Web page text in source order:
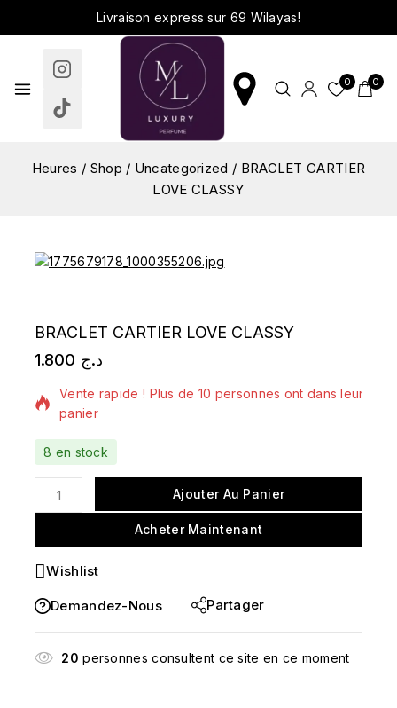
Livraison express sur 69 Wilayas!
0 0
Heures / Shop / Uncategorized / BRACLET CARTIER
LOVE CLASSY
BRACLET CARTIER LOVE CLASSY
د.ج
6 produits vendus au cours de la dernière 1 heure
Vente rapide ! Plus de 10 personnes ont dans leur
panier
8 en stock
Ajouter Au Panier
Acheter Maintenant
Wishlist
Demandez-Nous Partager
20 personnes consultent ce site en ce moment